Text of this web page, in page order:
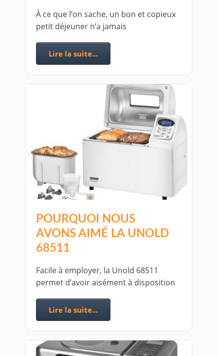
À ce que l’on sache, un bon et copieux
petit déjeuner n’a jamais
Lire la suite...
POURQUOI NOUS
AVONS AIMÉ LA UNOLD
68511
Facile à employer, la Unold 68511
permet d’avoir aisément à disposition
Lire la suite...